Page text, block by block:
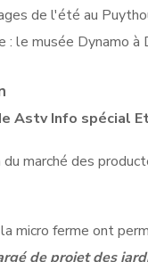
de l'été au
: le musée Dynamo à
Astv Info spécial
marché des
micro ferme ont
de projet des